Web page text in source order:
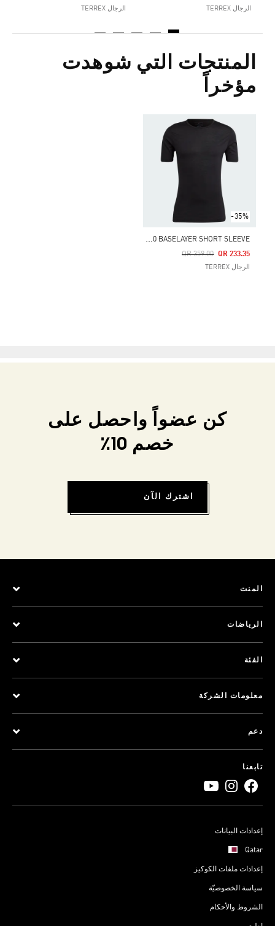
الرجال TERREX الرجال TERREX
المنتجات التي شوهدت
مؤخراً
-35%
X
PERIOR MERINO 150 BASELAYER SHORT SLEEVE
Price Reduced From
QR 359.00
To QR 233.35
الرجال TERREX
كن عضواً واحصل على
خصم 10٪
اشترك الآن
المنت
الرياضات
الفئة
معلومات الشركة
دعم
تابعنا
إعدادات البيانات
Qatar
إعدادات ملفات الكوكيز
سياسة الخصوصيّة
الشروط والأحكام